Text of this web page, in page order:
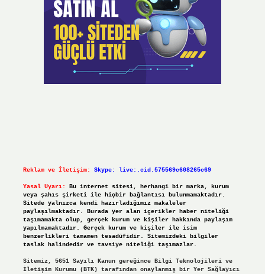
Reklam ve İletişim: Skype: live:.cid.575569c608265c69
Yasal Uyarı:
Bu internet sitesi, herhangi bir marka, kurum
veya şahıs şirketi ile hiçbir bağlantısı bulunmamaktadır.
Sitede yalnızca kendi hazırladığımız makaleler
paylaşılmaktadır. Burada yer alan içerikler haber niteliği
taşımamakta olup, gerçek kurum ve kişiler hakkında paylaşım
yapılmamaktadır. Gerçek kurum ve kişiler ile isim
benzerlikleri tamamen tesadüfidir. Sitemizdeki bilgiler
taslak halindedir ve tavsiye niteliği taşımazlar.
Sitemiz, 5651 Sayılı Kanun gereğince Bilgi Teknolojileri ve
İletişim Kurumu (BTK) tarafından onaylanmış bir Yer Sağlayıcı